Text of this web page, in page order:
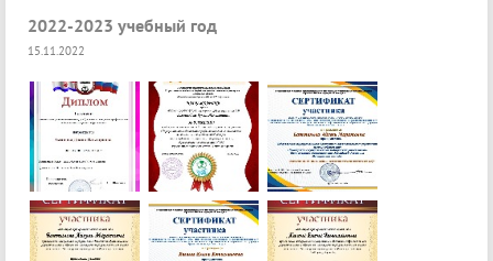
2022-2023 учебный год
15.11.2022